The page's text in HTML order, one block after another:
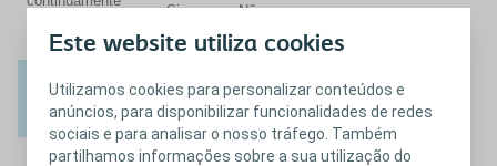
Este website utiliza cookies
Utilizamos cookies para personalizar conteúdos e
anúncios, para disponibilizar funcionalidades de redes
sociais e para analisar o nosso tráfego. Também
partilhamos informações sobre a sua utilização do
Sim Não
quando dorme?
Sim Não
As perdas de